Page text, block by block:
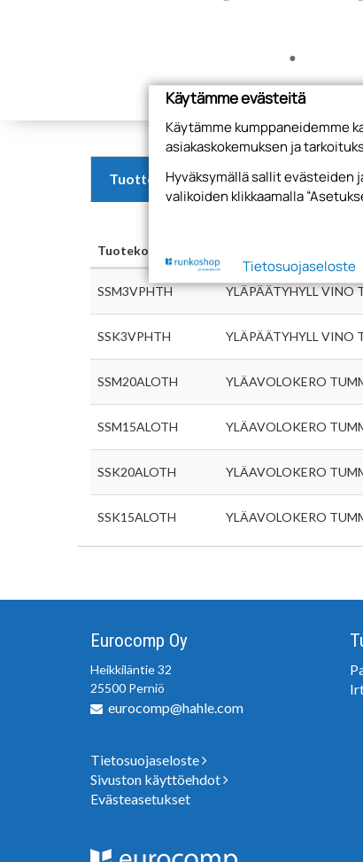
Tuotteet
Tuotekoodi
SSM3VPHTH YLÄPÄÄTYHYLL VINO
SSK3VPHTH YLÄPÄÄTYHYLL VINO
SSM20ALOTH YLÄAVOLOKERO
SSM15ALOTH YLÄAVOLOKERO
SSK20ALOTH YLÄAVOLOKERO
SSK15ALOTH YLÄAVOLOKERO
Eurocomp Oy
Heikkiläntie 32
25500 Perniö
eurocomp@hahle.com
Tietosuojaseloste
Sivuston käyttöehdot
Evästeasetukset
Käytämme evästeitä
Käytämme kumppaneidemme
asiakaskokemuksen ja
Hyväksymällä sallit evästeiden
valikoiden klikkaamalla
Tietosuojaseloste